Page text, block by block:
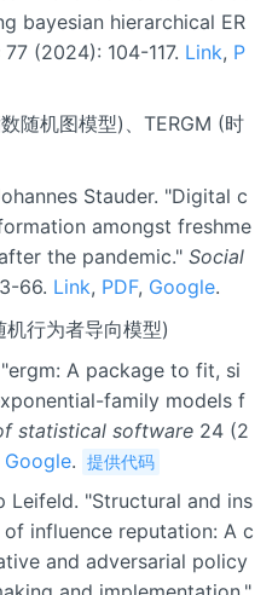
bayesian hierarchical ER
77 (2024): 104-117. Link, P
随机图模型)、TERGM (时
Stauder. "Digital c
amongst freshme
the pandemic." Social
66. Link, PDF, Google.
行为者导向模型)
A package to fit, si
family models f
statistical software24 (2
Google. 提供代码
Leifeld. "Structural and ins
influence reputation: A c
and adversarial policy